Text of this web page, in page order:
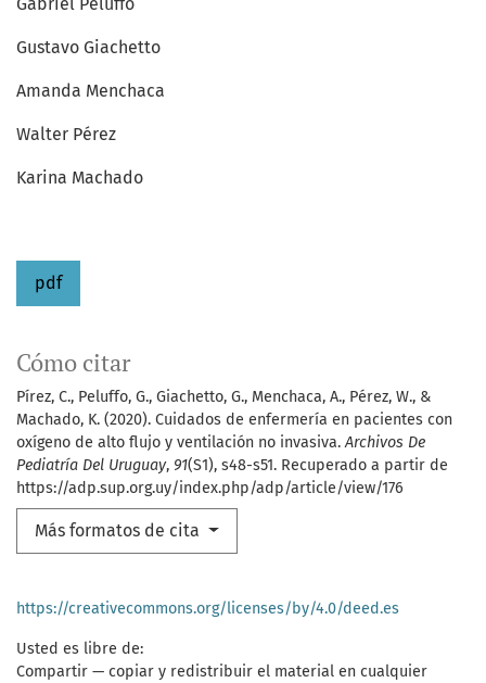
Gabriel Peluffo
Gustavo Giachetto
Amanda Menchaca
Walter Pérez
Karina Machado
pdf
Cómo citar
Pírez, C., Peluffo, G., Giachetto, G., Menchaca, A., Pérez, W., &
Machado, K. (2020). Cuidados de enfermería en pacientes con
oxígeno de alto flujo y ventilación no invasiva.Archivos De
Pediatría Del Uruguay, 91(S1), s48-s51. Recuperado a partir de
https://adp.sup.org.uy/index.php/adp/article/view/176
Más formatos de cita
https://creativecommons.org/licenses/by/4.0/deed.es
Usted es libre de:
Compartir — copiar y redistribuir el material en cualquier